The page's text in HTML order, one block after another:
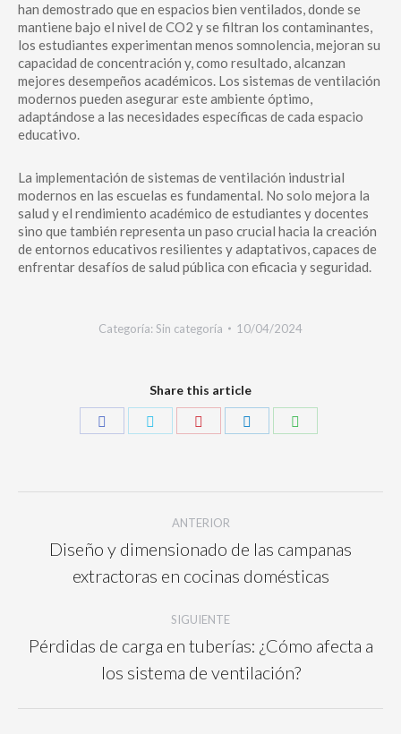
han demostrado que en espacios bien ventilados, donde se
mantiene bajo el nivel de CO2 y se filtran los contaminantes,
los estudiantes experimentan menos somnolencia, mejoran su
capacidad de concentración y, como resultado, alcanzan
mejores desempeños académicos. Los sistemas de ventilación
modernos pueden asegurar este ambiente óptimo,
adaptándose a las necesidades específicas de cada espacio
educativo.
La implementación de sistemas de ventilación industrial
modernos en las escuelas es fundamental. No solo mejora la
salud y el rendimiento académico de estudiantes y docentes
sino que también representa un paso crucial hacia la creación
de entornos educativos resilientes y adaptativos, capaces de
enfrentar desafíos de salud pública con eficacia y seguridad.
Categoría: Sin categoría 10/04/2024
Share this article
ANTERIOR
Diseño y dimensionado de las campanas
extractoras en cocinas domésticas
SIGUIENTE
Pérdidas de carga en tuberías: ¿Cómo afecta a
los sistema de ventilación?